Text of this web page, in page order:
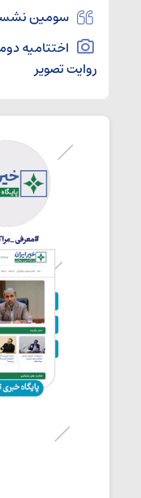
سومین نشست
اختتامیه
روایت تصویر